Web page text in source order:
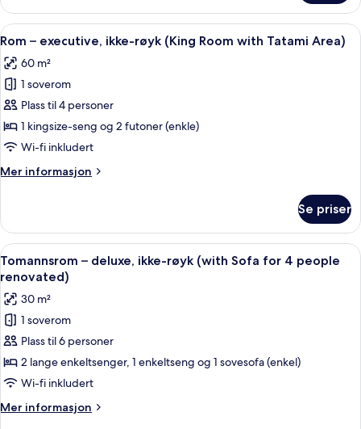
with
Tatami
Area)
–
executive,
ikke-
(Twin
Room
Tatami
Area)
Åpne
alle
bildene
av
Rom
–
executive,
røyk
with
Tatami
Area)
Rom – executive, ikke-røyk (King
7
Rom – executive, ikke-røyk (King Room with Tatami Area)
60 m²
1 soverom
Plass til 4 personer
1 kingsize-seng og 2 futoner (enkle)
Wi-fi inkludert
Mer informasjon
Mer
–
executive,
ikke-
røyk
Room
with
Tatami
Area)
Se priser
Åpne
alle
bildene
av
Tomannsrom
–
deluxe,
ikke-
røyk
(with
Safe på rommet,
5
Tomannsrom – deluxe, ikke-røyk (with Sofa for 4 people
renovated)
30 m²
1 soverom
Plass til 6 personer
2 lange enkeltsenger, 1 enkeltseng og 1 sovesofa (enkel)
Wi-fi inkludert
Mer informasjon
Mer